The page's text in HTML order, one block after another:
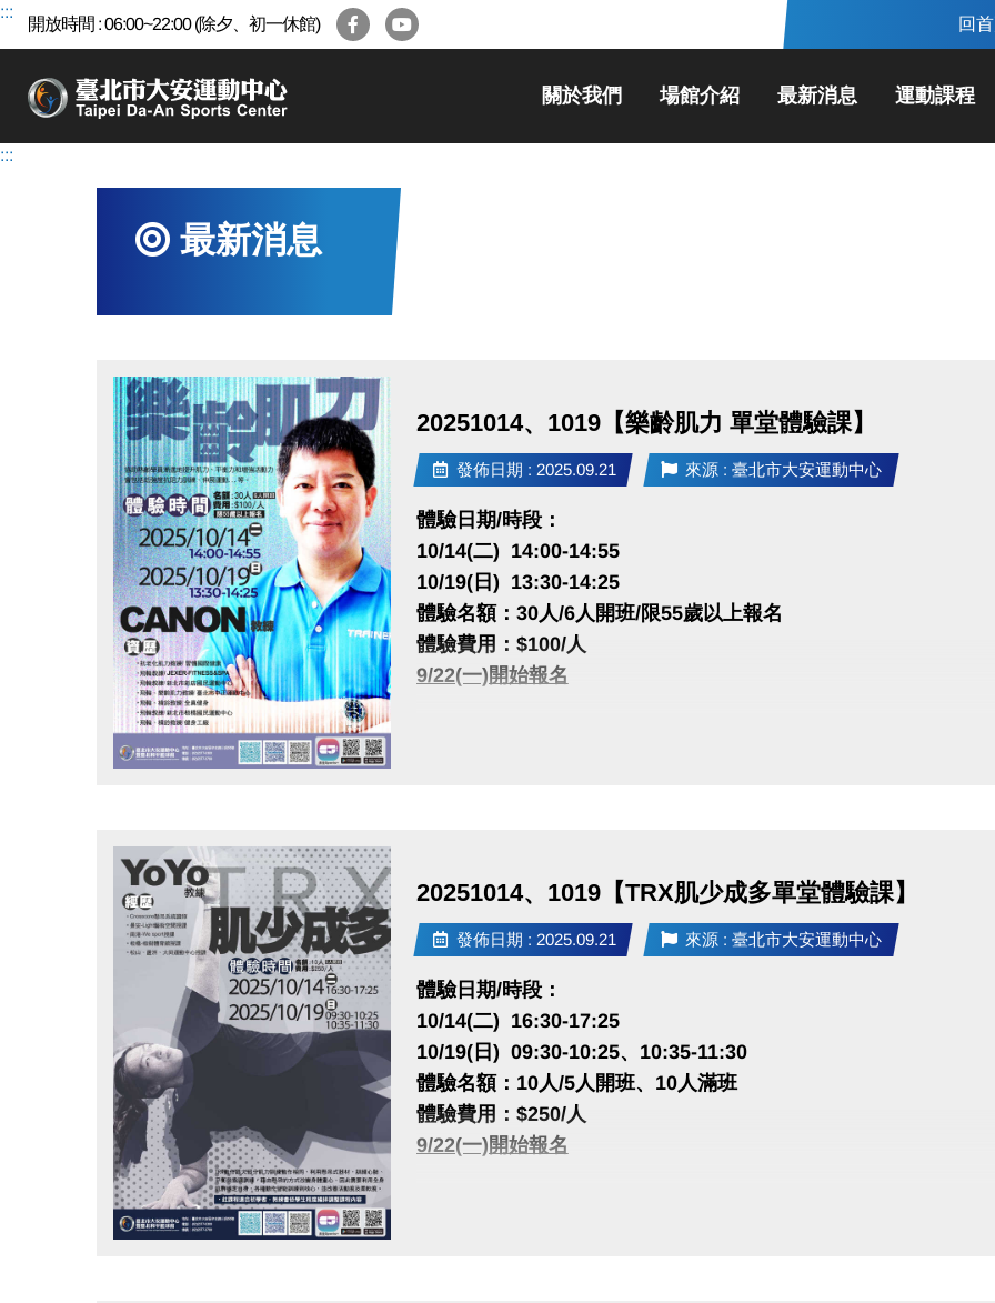
跳
區
:::
開放時間 : 06:00~22:00 (除夕、初一休館) 回
關於我們 場館介紹 最新消息 運動課程
:::
最新消息
20251014、1019【樂齡肌力 單堂體驗課】
發佈日期 : 2025.09.21 來源 : 臺北市大安運動中心
體驗日期/時段：
10/14(二) 14:00-14:55
10/19(日) 13:30-14:25
體驗名額：30人/6人開班/限55歲以上報名
體驗費用：$100/人
9/22(一)開始報名
大安有APP囉!可以報名課程喔~
長佳Sports+ APP傳送門⬇
APPLE APP傳送門點我(新開視窗)
google play傳送門點我(新開視窗)
教練：Canon
【資歷】
• 抗老化肌力教練/ 習慣國際健康
• 飛輪教練/ JEXER-FITNESS&SPA
20251014、1019【TRX肌少成多單堂體驗課】
發佈日期 : 2025.09.21 來源 : 臺北市大安運動中心
體驗日期/時段：
10/14(二) 16:30-17:25
10/19(日) 09:30-10:25、10:35-11:30
體驗名額：10人/5人開班、10人滿班
體驗費用：$250/人
9/22(一)開始報名